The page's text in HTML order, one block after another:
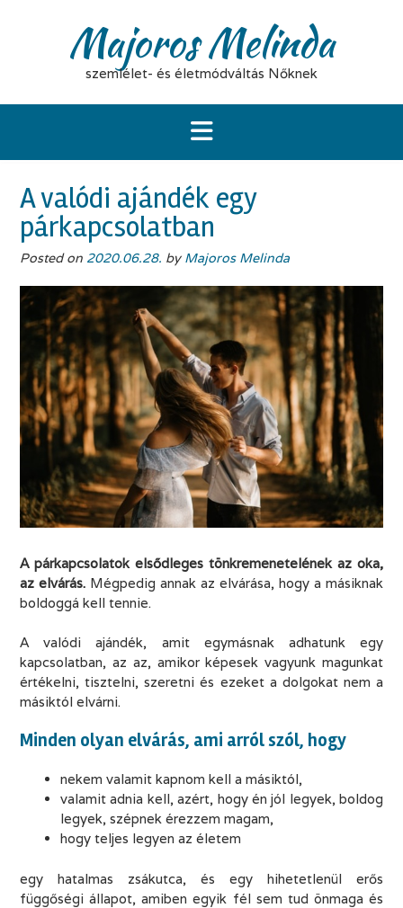
Majoros Melinda
szemlélet- és életmódváltás Nőknek
A valódi ajándék egy
párkapcsolatban
Posted on 2020.06.28. by Majoros Melinda
A párkapcsolatok elsődleges tönkremenetelének az oka,
az elvárás. Mégpedig annak az elvárása, hogy a másiknak
boldoggá kell tennie.
A valódi ajándék, amit egymásnak adhatunk egy
kapcsolatban, az az, amikor képesek vagyunk magunkat
értékelni, tisztelni, szeretni és ezeket a dolgokat nem a
másiktól elvárni.
Minden olyan elvárás, ami arról szól, hogy
nekem valamit kapnom kell a másiktól,
valamit adnia kell, azért, hogy én jól legyek, boldog
legyek, szépnek érezzem magam,
hogy teljes legyen az életem
egy hatalmas zsákutca, és egy hihetetlenül erős
függőségi állapot, amiben egyik fél sem tud önmaga és